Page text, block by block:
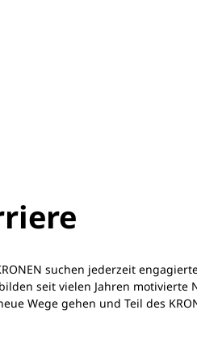
suchen jederzeit
seit vielen Jahren motivierte
Wege gehen und Teil des